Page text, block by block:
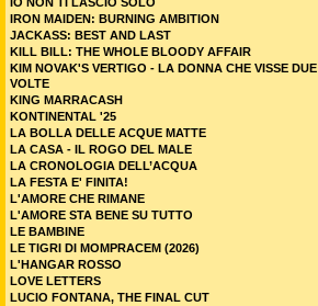
IRON MAIDEN: BURNING AMBITION
JACKASS: BEST AND LAST
KILL BILL: THE WHOLE BLOODY AFFAIR
KIM NOVAK'S VERTIGO - LA DONNA CHE VISSE DUE
VOLTE
KING MARRACASH
KONTINENTAL '25
LA BOLLA DELLE ACQUE MATTE
LA CASA - IL ROGO DEL MALE
LA CRONOLOGIA DELL’ACQUA
LA FESTA E' FINITA!
L'AMORE CHE RIMANE
L'AMORE STA BENE SU TUTTO
LE BAMBINE
LE TIGRI DI MOMPRACEM (2026)
L'HANGAR ROSSO
LOVE LETTERS
LUCIO FONTANA, THE FINAL CUT